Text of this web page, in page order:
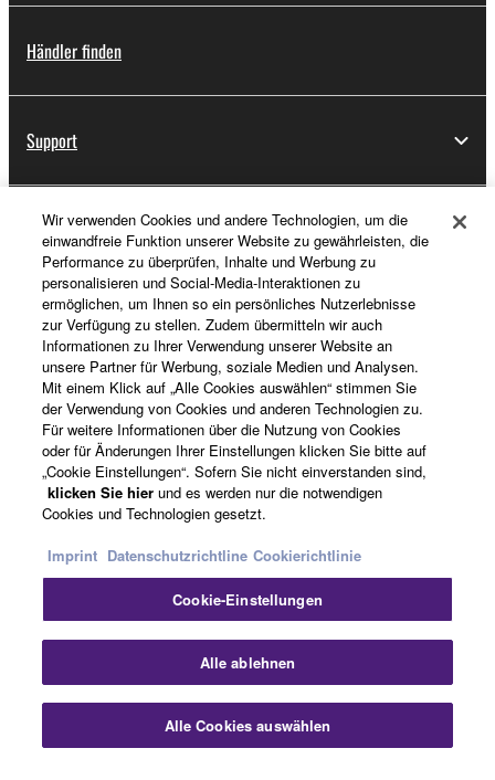
Händler finden
Support
Registrierung von „Yamaha Music ID“
Über Yamaha
Deutschland - German
Business
Nutzungsbedingungen
CookierichtlinieImpressum
© Yamaha Corporation.
Wir verwenden Cookies und andere Technologien, um die
einwandfreie Funktion unserer Website zu gewährleisten, die
Performance zu überprüfen, Inhalte und Werbung zu
personalisieren und Social-Media-Interaktionen zu
ermöglichen, um Ihnen so ein persönliches Nutzerlebnisse
zur Verfügung zu stellen. Zudem übermitteln wir auch
Informationen zu Ihrer Verwendung unserer Website an
unsere Partner für Werbung, soziale Medien und Analysen.
Mit einem Klick auf „Alle Cookies auswählen“ stimmen Sie
der Verwendung von Cookies und anderen Technologien zu.
Für weitere Informationen über die Nutzung von Cookies
oder für Änderungen Ihrer Einstellungen klicken Sie bitte auf
„Cookie Einstellungen“. Sofern Sie nicht einverstanden sind,
klicken Sie hier und es werden nur die notwendigen
Cookies und Technologien gesetzt.
Imprint Datenschutzrichtline Cookierichtlinie
Cookie-Einstellungen
Alle ablehnen
Alle Cookies auswählen